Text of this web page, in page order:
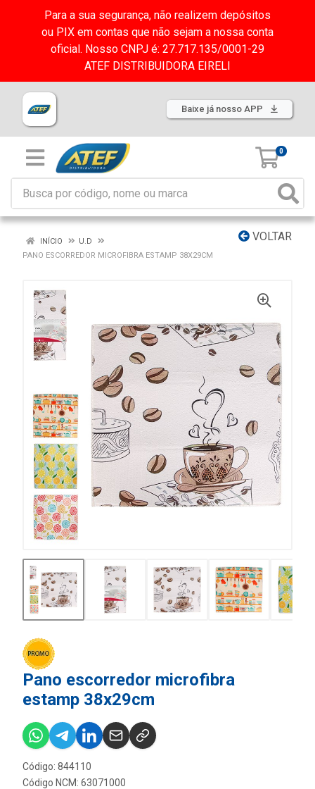
Para a sua segurança, não realizem depósitos
ou PIX em contas que não sejam a nossa conta
oficial. Nosso CNPJ é: 27.717.135/0001-29
ATEF DISTRIBUIDORA EIRELI
Baixe já nosso APP
0
VOLTAR
INÍCIO
U.D
PANO ESCORREDOR MICROFIBRA ESTAMP 38X29CM
Pano escorredor microfibra
estamp 38x29cm
Código: 844110
Código NCM: 63071000